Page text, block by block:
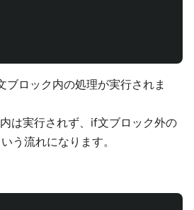
ロック内の処理が実行されま
は実行されず、if文ブロック外の
う流れになります。